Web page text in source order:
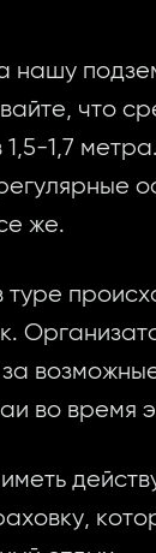
нашу
что
1,5-1,7
же.
туре
за
во время
иметь